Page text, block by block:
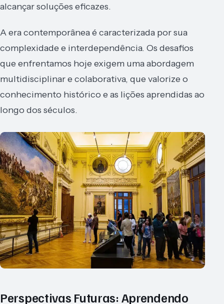
alcançar soluções eficazes.
A era contemporânea é caracterizada por sua
complexidade e interdependência. Os desafios
que enfrentamos hoje exigem uma abordagem
multidisciplinar e colaborativa, que valorize o
conhecimento histórico e as lições aprendidas ao
longo dos séculos.
Perspectivas Futuras: Aprendendo